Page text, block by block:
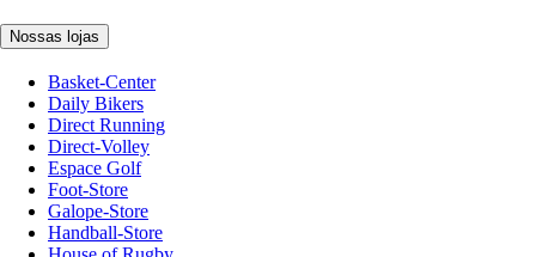
Nossas lojas
Basket-Center
Daily Bikers
Direct Running
Direct-Volley
Espace Golf
Foot-Store
Galope-Store
Handball-Store